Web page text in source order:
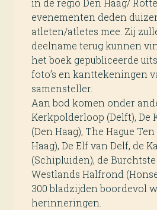
in de regio Den Haag/
evenementen deden
atleten/atletes mee. Zij
deelname terug kunnen
het boek gepubliceerde
foto’s en kanttekeningen
samensteller.
Aan bod komen onder
Kerkpolderloop (Delft), De
(Den Haag), The Hague
Haag), De Elf van Delf, de
(Schipluiden), de
Westlands Halfrond
300 bladzijden boordevol
herinneringen.